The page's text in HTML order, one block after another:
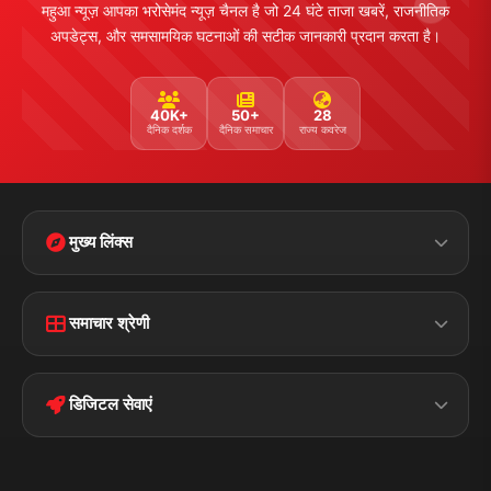
महुआ न्यूज़ आपका भरोसेमंद न्यूज़ चैनल है जो 24 घंटे ताजा खबरें, राजनीतिक
अपडेट्स, और समसामयिक घटनाओं की सटीक जानकारी प्रदान करता है।
40K+
दैनिक दर्शक
50+
दैनिक समाचार
28
राज्य कवरेज
मुख्य लिंक्स
Home Contact Us
Terms &
Conditions
Privacy Policy
समाचार श्रेणी
बिहार क्राइम
पॉलिटिकल झारखण्ड
डिजिटल सेवाएं